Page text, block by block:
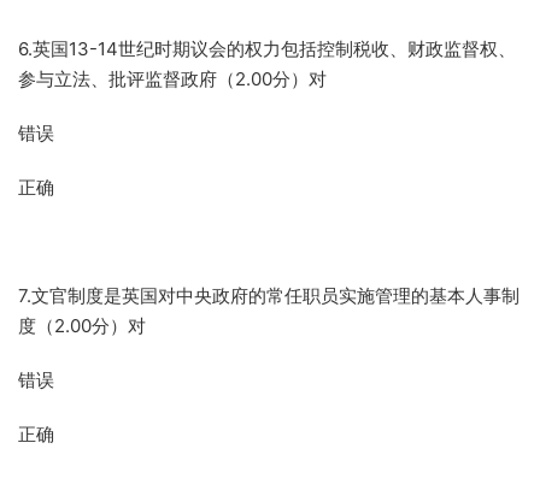
6.英国13-14世纪时期议会的权力包括控制税收、财政监督权、
参与立法、批评监督政府（2.00分）对
错误
正确
7.文官制度是英国对中央政府的常任职员实施管理的基本人事制
度（2.00分）对
错误
正确